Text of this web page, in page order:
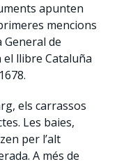
apunten
mencions
de
el llibre Cataluña
els carrassos
Les baies,
per l’alt
A més de